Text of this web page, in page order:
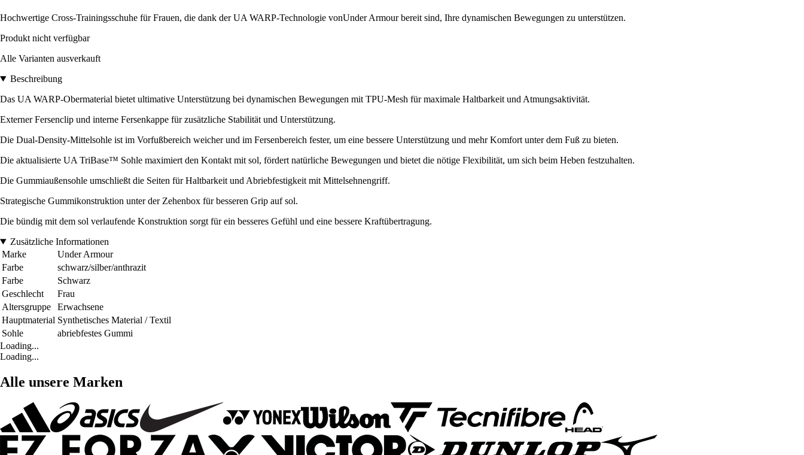
Hochwertige Cross-Trainingsschuhe für Frauen, die dank der UA WARP-Technologie vonUnder Armour bereit sind, Ihre dynamischen Bewegungen zu unterstützen.
Produkt nicht verfügbar
Alle Varianten ausverkauft
Beschreibung
Das UA WARP-Obermaterial bietet ultimative Unterstützung bei dynamischen Bewegungen mit TPU-Mesh für maximale Haltbarkeit und Atmungsaktivität.
Externer Fersenclip und interne Fersenkappe für zusätzliche Stabilität und Unterstützung.
Die Dual-Density-Mittelsohle ist im Vorfußbereich weicher und im Fersenbereich fester, um eine bessere Unterstützung und mehr Komfort unter dem Fuß zu bieten.
Die aktualisierte UA TriBase™ Sohle maximiert den Kontakt mit sol, fördert natürliche Bewegungen und bietet die nötige Flexibilität, um sich beim Heben festzuhalten.
Die Gummiaußensohle umschließt die Seiten für Haltbarkeit und Abriebfestigkeit mit Mittelsehnengriff.
Strategische Gummikonstruktion unter der Zehenbox für besseren Grip auf sol.
Die bündig mit dem sol verlaufende Konstruktion sorgt für ein besseres Gefühl und eine bessere Kraftübertragung.
Zusätzliche Informationen
Marke
Under Armour
Farbe
schwarz/silber/anthrazit
Farbe
Schwarz
Geschlecht
Frau
Altersgruppe
Erwachsene
Hauptmaterial Synthetisches Material / Textil
Sohle
abriebfestes Gummi
Loading...
Loading...
Alle unsere Marken